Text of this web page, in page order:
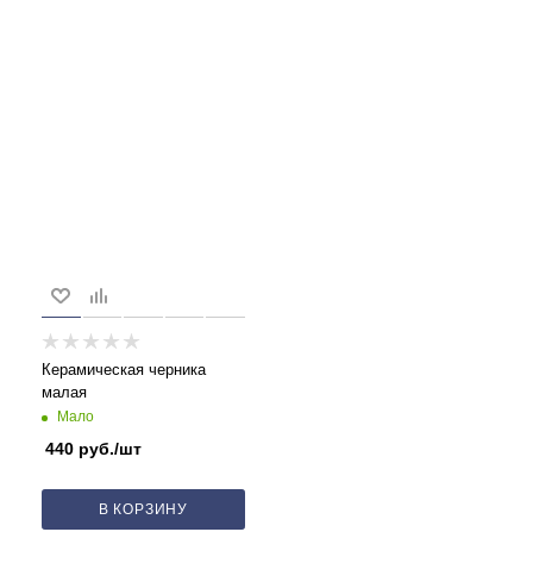
Керамическая черника
малая
Мало
440 руб./шт
В КОРЗИНУ